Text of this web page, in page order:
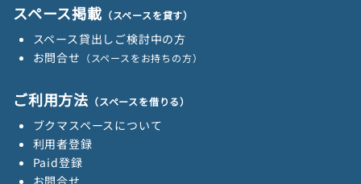
スペース掲載 （スペースを貸す）
スペース貸出しご検討中の方
お問合せ （スペースをお持ちの方）
ご利用方法 （スペースを借りる）
ブクマスペースについて
利用者登録
Paid登録